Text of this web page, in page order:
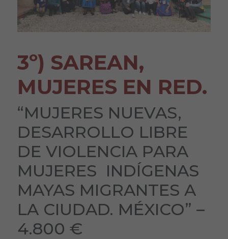
3º) SAREAN,
MUJERES EN RED.
“MUJERES NUEVAS,
DESARROLLO LIBRE
DE VIOLENCIA PARA
MUJERES INDÍGENAS
MAYAS MIGRANTES A
LA CIUDAD. MÉXICO” –
4.800 €